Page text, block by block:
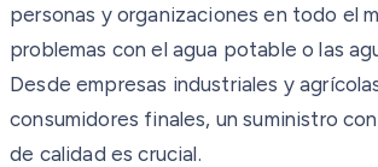
personas y organizaciones en todo el
problemas con el agua potable o las
Desde empresas industriales y
consumidores finales, un suministro
de calidad es crucial.